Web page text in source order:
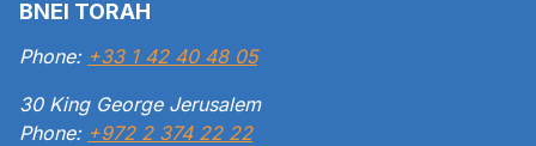
BNEI TORAH
Phone: +33 1 42 40 48 05
30 King George Jerusalem
Phone: +972 2 374 22 22